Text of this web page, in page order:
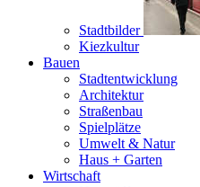
Stadtbilder
Kiezkultur
Bauen
Stadtentwicklung
Architektur
Straßenbau
Spielplätze
Umwelt & Natur
Haus + Garten
Wirtschaft